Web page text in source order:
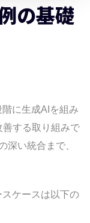
の基礎
に生成AIを組み
する取り組みで
深い統合まで、
ケースは以下の